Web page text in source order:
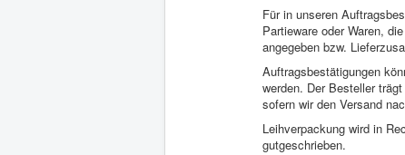
Für in unseren
Partieware oder Waren,
angegeben bzw.
Auftragsbestätigungen
werden. Der Besteller
sofern wir den Versand
Leihverpackung wird in
gutgeschrieben.